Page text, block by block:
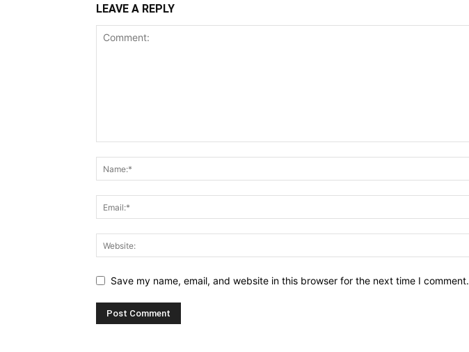
LEAVE A REPLY
Save my name, email, and website in this browser for the next time I comment.